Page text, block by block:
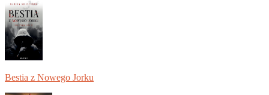
Bestia z Nowego Jorku